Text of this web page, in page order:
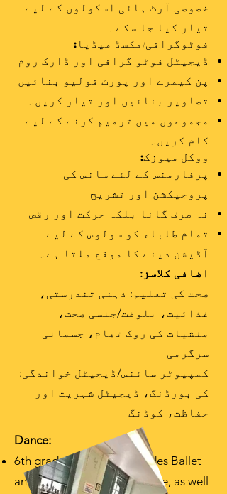
خصوصی آرٹ ہائی اسکولوں کے لیے
تیار کیا جا سکے۔
فوٹوگرافی/مکسڈ میڈیا:
ڈیجیٹل فوٹو گرافی اور ڈارک روم
پن کیمرے اور پورٹ فولیو بنائیں
تصاویر بنائیں اور تیار کریں۔
مجموعوں میں ترمیم کرنے کے لیے
کام کریں۔
ووکل میوزک:
پرفارمنس کے لئے سانس کی
پروجیکشن اور تشریح
نہ صرف گانا بلکہ حرکت اور رقص
تمام طلباء کو سولوس کے لیے
آڈیشن دینے کا موقع ملتا ہے۔
اضافی کلاسز:
صحت کی تعلیم: ذہنی تندرستی،
غذائیت، بلوغت/جنسی صحت،
منشیات کی روک تھام، جسمانی
سرگرمی
کمپیوٹر سائنس/ڈیجیٹل خواندگی:
کی بورڈنگ، ڈیجیٹل شہریت اور
حفاظت، کوڈنگ
Dance:
6th grade curriculum includes Ballet
and Modern dance technique, as well